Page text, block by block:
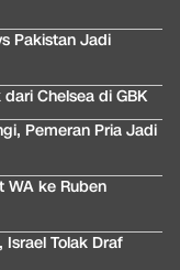
Pakistan Jadi
Chelsea di GBK
Pemeran Pria Jadi
WA ke Ruben
Israel Tolak Draf